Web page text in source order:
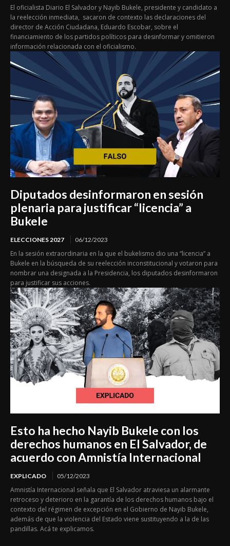
El oficialista Diario El Salvador y Nayib Bukele, presidente y candidato a
la reelección inmediata, sacaron de contexto las declaraciones del
director de Acción Ciudadana, Eduardo Escobar, sobre el
financiamiento de los partidos políticos para desinformar y omitieron
información relacionada con el oficialismo.
Diputados desinformaron en sesión
plenaria para justificar “licencia” a
Bukele
ELECCIONES 2027 06/12/2023
En la sesión extraordinaria en la que el bukelismo dio una “licencia” a
Bukele en la búsqueda de su reelección inconstitucional y votaron para
nombrar una designada a la Presidencia, los diputados desinformaron
para justificar sus acciones.
Esto ha hecho Nayib Bukele con los
derechos humanos en El Salvador, de
acuerdo con Amnistía Internacional
EXPLICADO 05/12/2023
Amnistía Internacional señala que El Salvador atraviesa un alarmante
retroceso y deterioro en la garantía de los derechos humanos bajo el
contexto del régimen de excepción en el Gobierno de Nayib Bukele,
además de que la violencia del Estado viene sustituyendo a la de las
pandillas. Acá te explicamos.